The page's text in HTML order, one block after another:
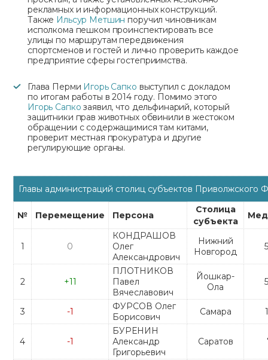
рекламных и информационных конструкций.
Также Ильсур Метшин поручил чиновникам
исполкома пешком проинспектировать все
улицы по маршрутам передвижения
спортсменов и гостей и лично проверить каждое
предприятие сферы гостеприимства.
Глава Перми Игорь Сапко выступил с докладом
по итогам работы в 2014 году. Помимо этого
Игорь Сапко заявил, что дельфинарий, который
защитники прав животных обвинили в жестоком
обращении с содержащимися там китами,
проверит местная прокуратура и другие
регулирующие органы.
Главы администраций столиц субъектов
№ Перемещение Персона
Столица
субъекта
1 0
КОНДРАШОВ
Олег
Александрович
Нижний
Новгород
2 +11
ПЛОТНИКОВ
Павел
Вячеславович
Йошкар-
Ола
3 -1
ФУРСОВ Олег
Борисович
Самара
4 -1
БУРЕНИН
Александр
Григорьевич
Саратов